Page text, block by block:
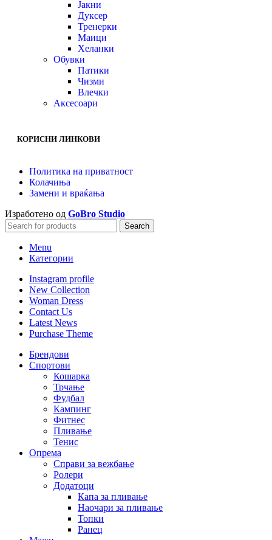
Јакни
Дуксер
Тренерки
Маици
Хеланки
Обувки
Патики
Чизми
Влечки
Аксесоари
КОРИСНИ ЛИНКОВИ
Политика на приватност
Колачиња
Замени и враќања
Изработено од GoBro Studio
Search
Menu
Категории
Instagram profile
New Collection
Woman Dress
Contact Us
Latest News
Purchase Theme
Брендови
Спортови
Кошарка
Трчање
Фудбал
Кампинг
Фитнес
Пливање
Тенис
Опрема
Справи за вежбање
Ролери
Додатоци
Капа за пливање
Наочари за пливање
Топки
Ранец